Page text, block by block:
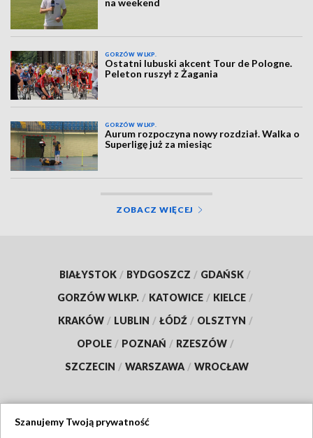
na weekend
GORZÓW WLKP.
Ostatni lubuski akcent Tour de Pologne.
Peleton ruszył z Żagania
GORZÓW WLKP.
Aurum rozpoczyna nowy rozdział. Walka o
Superligę już za miesiąc
ZOBACZ WIĘCEJ
BIAŁYSTOK / BYDGOSZCZ / GDAŃSK /
GORZÓW WLKP. / KATOWICE / KIELCE /
KRAKÓW / LUBLIN / ŁÓDŹ / OLSZTYN /
OPOLE / POZNAŃ / RZESZÓW /
SZCZECIN / WARSZAWA / WROCŁAW
Szanujemy Twoją prywatność